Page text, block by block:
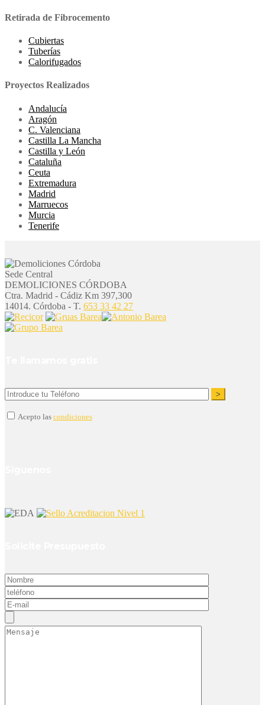
Retirada de Fibrocemento
Cubiertas
Tuberías
Calorifugados
Proyectos Realizados
Andalucía
Aragón
C. Valenciana
Castilla La Mancha
Castilla y León
Cataluña
Ceuta
Extremadura
Madrid
Marruecos
Murcia
Tenerife
Sede Central
DEMOLICIONES CÓRDOBA
Ctra. Madrid - Cádiz Km 397,300
14014. Córdoba - T. 653 33 42 27
Acepto las condiciones